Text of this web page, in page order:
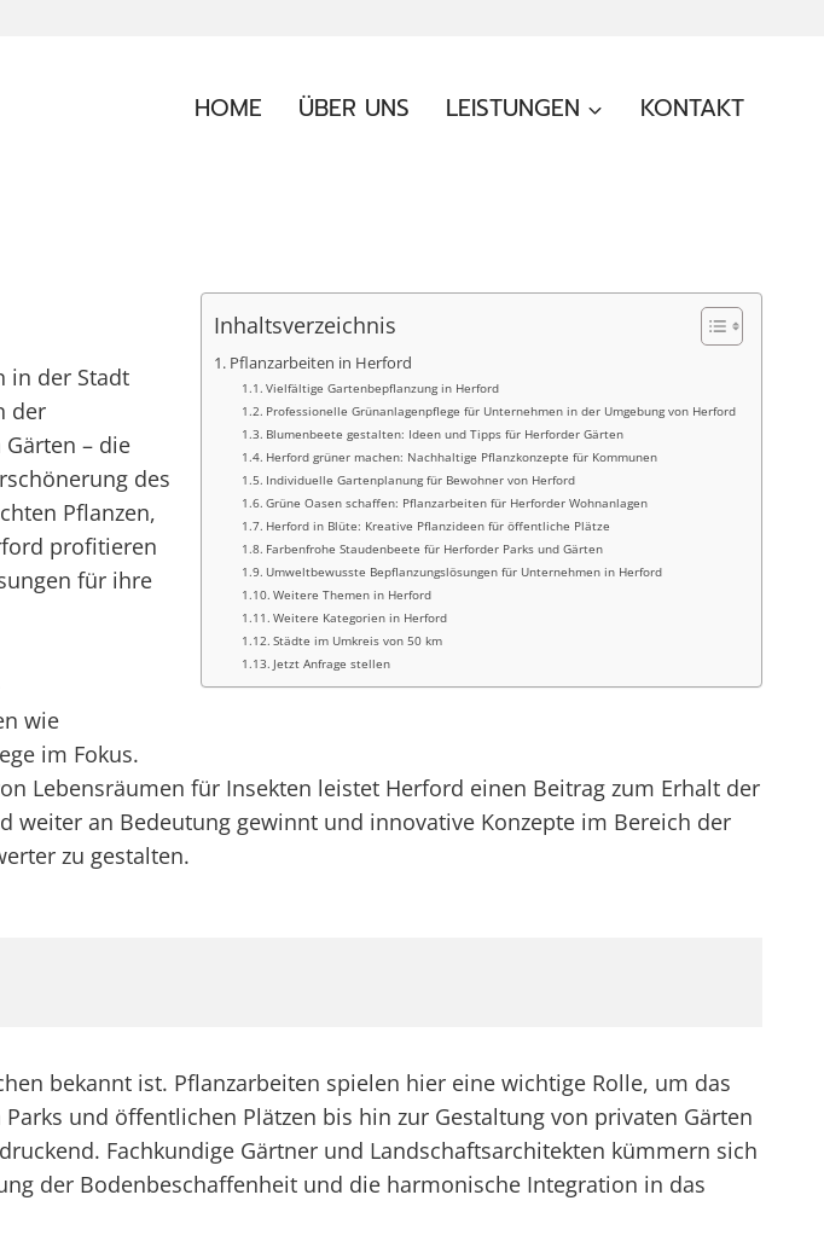
HOME ÜBER UNS LEISTUNGEN KONTAKT
Inhaltsverzeichnis
Pflanzarbeiten in Herford
Vielfältige Gartenbepflanzung in Herford
Professionelle Grünanlagenpflege für Unternehmen in der Umgebung von Herford
Blumenbeete gestalten: Ideen und Tipps für Herforder Gärten
Herford grüner machen: Nachhaltige Pflanzkonzepte für Kommunen
Individuelle Gartenplanung für Bewohner von Herford
Grüne Oasen schaffen: Pflanzarbeiten für Herforder Wohnanlagen
Herford in Blüte: Kreative Pflanzideen für öffentliche Plätze
Farbenfrohe Staudenbeete für Herforder Parks und Gärten
Umweltbewusste Bepflanzungslösungen für Unternehmen in Herford
Weitere Themen in Herford
Weitere Kategorien in Herford
Städte im Umkreis von 50 km
Jetzt Anfrage stellen
in der Stadt
der
– die
des
Pflanzen,
profitieren
für ihre
wie
im Fokus.
Lebensräumen für Insekten leistet Herford einen Beitrag zum Erhalt der
weiter an Bedeutung gewinnt und innovative Konzepte im Bereich der
zu gestalten.
bekannt ist. Pflanzarbeiten spielen hier eine wichtige Rolle, um das
und öffentlichen Plätzen bis hin zur Gestaltung von privaten Gärten
Fachkundige Gärtner und Landschaftsarchitekten kümmern sich
der Bodenbeschaffenheit und die harmonische Integration in das